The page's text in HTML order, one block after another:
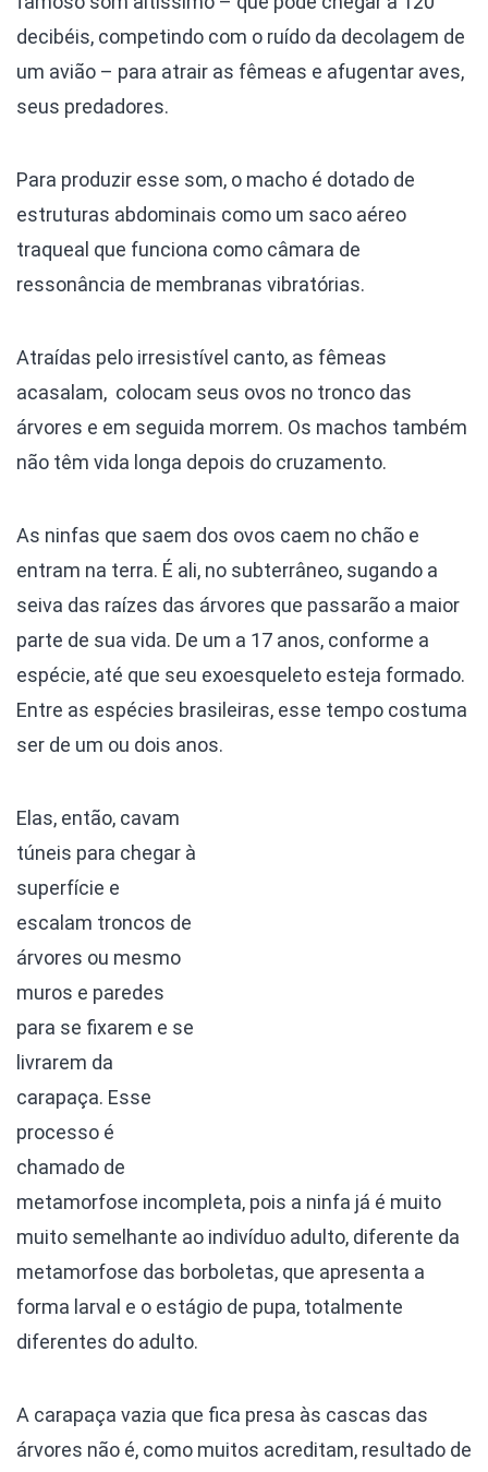
decibéis, competindo com o ruído da decolagem de
um avião – para atrair as fêmeas e afugentar aves,
seus predadores.
Para produzir esse som, o macho é dotado de
estruturas abdominais como um saco aéreo
traqueal que funciona como câmara de
ressonância de membranas vibratórias.
Atraídas pelo irresistível canto, as fêmeas
acasalam, colocam seus ovos no tronco das
árvores e em seguida morrem. Os machos também
não têm vida longa depois do cruzamento.
As ninfas que saem dos ovos caem no chão e
entram na terra. É ali, no subterrâneo, sugando a
seiva das raízes das árvores que passarão a maior
parte de sua vida. De um a 17 anos, conforme a
espécie, até que seu exoesqueleto esteja formado.
Entre as espécies brasileiras, esse tempo costuma
ser de um ou dois anos.
Elas, então, cavam
túneis para chegar à
superfície e
escalam troncos de
árvores ou mesmo
muros e paredes
para se fixarem e se
livrarem da
carapaça. Esse
processo é
chamado de
metamorfose incompleta, pois a ninfa já é muito
muito semelhante ao indivíduo adulto, diferente da
metamorfose das borboletas, que apresenta a
forma larval e o estágio de pupa, totalmente
diferentes do adulto.
A carapaça vazia que fica presa às cascas das
árvores não é, como muitos acreditam, resultado de